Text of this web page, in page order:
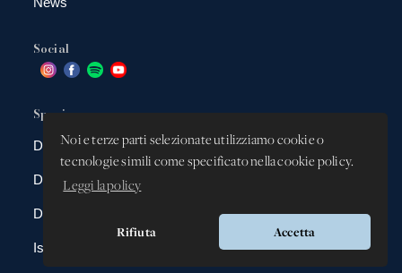
Noi e terze parti selezionate utilizziamo cookie o
tecnologie simili come specificato nella cookie policy.
Leggi la policy
Rifiuta Accetta
Social
Spazio app
DBAnima
DBContest
DBDrive
Iscrizioni